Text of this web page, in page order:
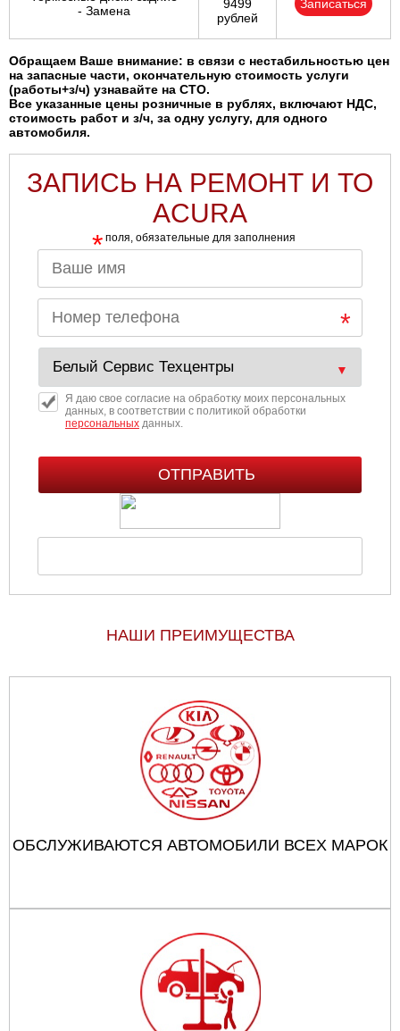
Солнцево
Сургут
Тула
Тюмень
Ульяновск
Челябинск
Череповец
Ярославль
- Замена
9499
рублей
Записаться
Обращаем Ваше внимание: в связи с нестабильностью цен
на запасные части, окончательную стоимость услуги
(работы+з/ч) узнавайте на СТО.
Все указанные цены розничные в рублях, включают НДС,
стоимость работ и з/ч, за одну услугу, для одного
автомобиля.
ЗАПИСЬ НА РЕМОНТ И ТО
ACURA
* поля, обязательные для заполнения
Я даю свое согласие на обработку моих персональных
данных, в соответствии с политикой обработки
персональныхданных.
НАШИ ПРЕИМУЩЕСТВА
ОБСЛУЖИВАЮТСЯ АВТОМОБИЛИ ВСЕХ МАРОК